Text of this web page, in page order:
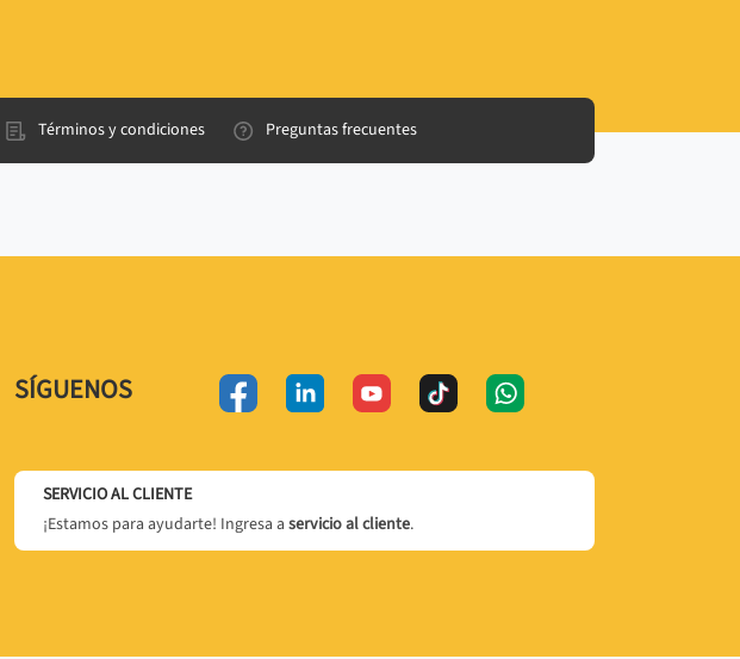
Términos y condiciones Preguntas frecuentes
SÍGUENOS
SERVICIO AL CLIENTE
¡Estamos para ayudarte! Ingresa a servicio al cliente.